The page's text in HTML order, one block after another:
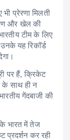
प्रेरणा मिलती
और खेल की
टीम के लिए
यह रिकॉर्ड
पर हैं, क्रिकेट
के साथ ही न
गेंदबाजी की
भारत में तेज
प्रदर्शन कर रही